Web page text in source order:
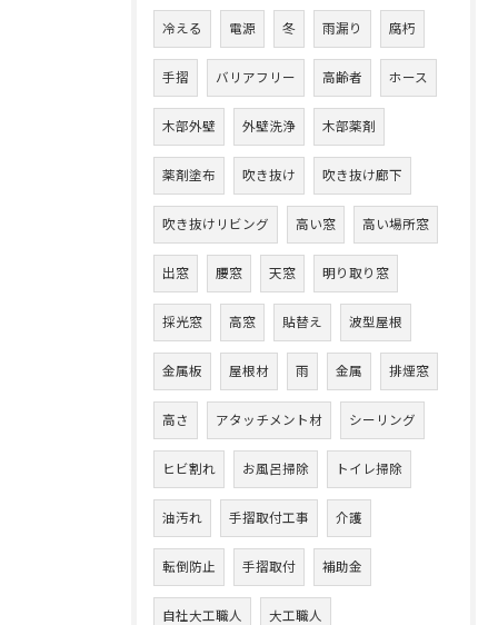
冷える 電源 冬 雨漏り 腐朽
手摺 バリアフリー 高齢者 ホース
木部外壁 外壁洗浄 木部薬剤
薬剤塗布 吹き抜け 吹き抜け廊下
吹き抜けリビング 高い窓 高い場所窓
出窓 腰窓 天窓 明り取り窓
採光窓 高窓 貼替え 波型屋根
金属板 屋根材 雨 金属 排煙窓
高さ アタッチメント材 シーリング
ヒビ割れ お風呂掃除 トイレ掃除
油汚れ 手摺取付工事 介護
転倒防止 手摺取付 補助金
自社大工職人 大工職人